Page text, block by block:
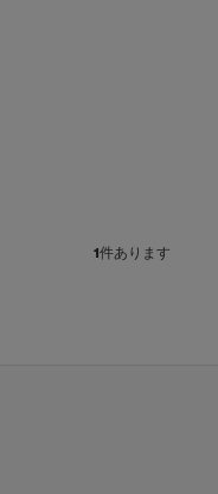
1件あります